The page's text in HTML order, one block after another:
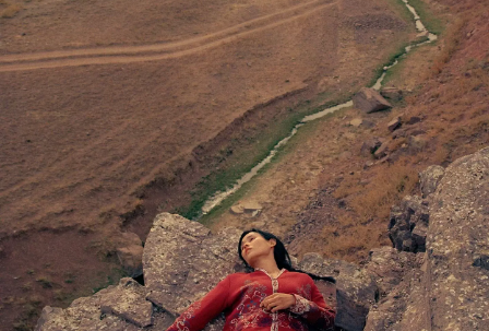
Суздаль,
ул. Кремлевская, 5
Даюсогласие на обработку персональных данных для
рассылки
Ознакомлен и согласен с
политикой
конфиденциальности
ПОДПИСАТЬСЯ
ТЕЛЕГРАМ КАРТА «ДРУГ МИРА»
+7 999 806-15-91
НАПИСАТЬ НАМ